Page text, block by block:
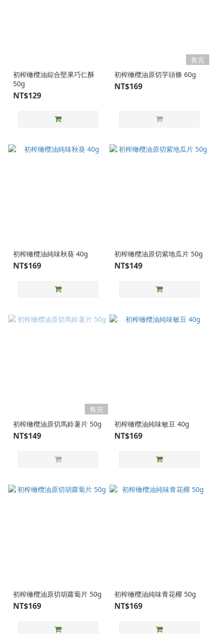
初榨橄欖油綜合堅果巧仁酥
50g
NT$129
售完
初榨橄欖油原切芋頭條 60g
NT$169
初榨橄欖油純味秋葵 40g
NT$169
初榨橄欖油原切紫地瓜片 50g
NT$149
售完
初榨橄欖油原切馬鈴薯片 50g
NT$149
初榨橄欖油純味敏豆 40g
NT$169
初榨橄欖油原切胡蘿蔔片 50g
NT$169
初榨橄欖油純味青花椰 50g
NT$169